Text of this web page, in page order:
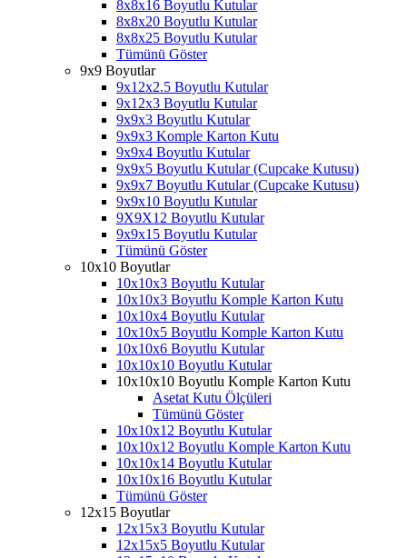
8x8x16 Boyutlu Kutular
8x8x20 Boyutlu Kutular
8x8x25 Boyutlu Kutular
Tümünü Göster
9x9 Boyutlar
9x12x2.5 Boyutlu Kutular
9x12x3 Boyutlu Kutular
9x9x3 Boyutlu Kutular
9x9x3 Komple Karton Kutu
9x9x4 Boyutlu Kutular
9x9x5 Boyutlu Kutular (Cupcake Kutusu)
9x9x7 Boyutlu Kutular (Cupcake Kutusu)
9x9x10 Boyutlu Kutular
9X9X12 Boyutlu Kutular
9x9x15 Boyutlu Kutular
Tümünü Göster
10x10 Boyutlar
10x10x3 Boyutlu Kutular
10x10x3 Boyutlu Komple Karton Kutu
10x10x4 Boyutlu Kutular
10x10x5 Boyutlu Komple Karton Kutu
10x10x6 Boyutlu Kutular
10x10x10 Boyutlu Kutular
10x10x10 Boyutlu Komple Karton Kutu
Asetat Kutu Ölçüleri
Tümünü Göster
10x10x12 Boyutlu Kutular
10x10x12 Boyutlu Komple Karton Kutu
10x10x14 Boyutlu Kutular
10x10x16 Boyutlu Kutular
Tümünü Göster
12x15 Boyutlar
12x15x3 Boyutlu Kutular
12x15x5 Boyutlu Kutular